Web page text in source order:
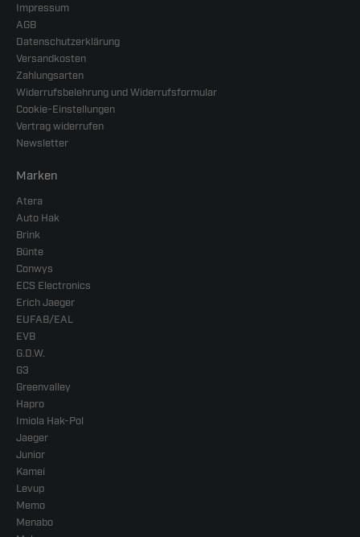
Impressum
AGB
Datenschutzerklärung
Versandkosten
Zahlungsarten
Widerrufsbelehrung und Widerrufsformular
Cookie-Einstellungen
Vertrag widerrufen
Newsletter
Marken
Atera
Auto Hak
Brink
Bünte
Conwys
ECS Electronics
Erich Jaeger
EUFAB/EAL
EVB
G.D.W.
G3
Greenvalley
Hapro
Imiola Hak-Pol
Jaeger
Junior
Kamei
Levup
Memo
Menabo